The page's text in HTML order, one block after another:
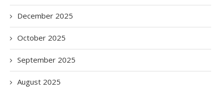
December 2025
October 2025
September 2025
August 2025